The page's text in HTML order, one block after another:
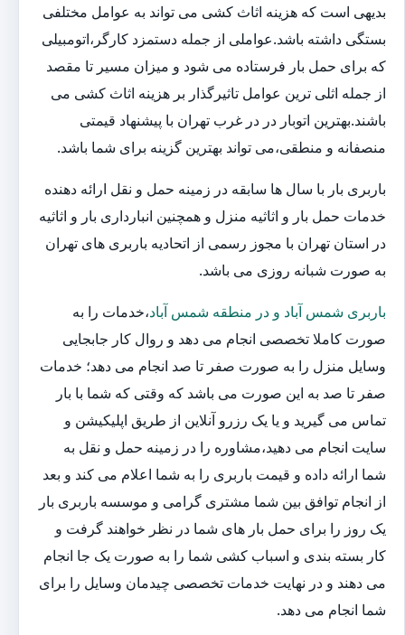
بدیهی است که هزینه اثاث کشی می تواند به عوامل مختلفی
بستگی داشته باشد.عواملی از جمله دستمزد کارگر،اتومبیلی
که برای حمل بار فرستاده می شود و میزان مسیر تا مقصد
از جمله اثلی ترین عوامل تاثیرگذار بر هزینه اثاث کشی می
باشند.بهترین اتوبار در در غرب تهران با پیشنهاد قیمتی
منصفانه و منطقی،می تواند بهترین گزینه برای شما باشد.
باربری بار با سال ها سابقه در زمینه حمل و نقل ارائه دهنده
خدمات حمل بار و اثاثیه منزل و همچنین انبارداری بار و اثاثیه
در استان تهران با مجوز رسمی از اتحادیه باربری های تهران
به صورت شبانه روزی می باشد.
باربری شمس آباد و در منطقه شمس آباد،خدمات را به
صورت کاملا تخصصی انجام می دهد و روال کار جابجایی
وسایل منزل را به صورت صفر تا صد انجام می دهد؛ خدمات
صفر تا صد به این صورت می باشد که وقتی که شما با بار
تماس می گیرید و یا یک رزرو آنلاین از طریق اپلیکیشن و
سایت انجام می دهید،مشاوره را در زمینه حمل و نقل به
شما ارائه داده و قیمت باربری را به شما اعلام می کند و بعد
از انجام توافق بین شما مشتری گرامی و موسسه باربری بار
یک روز را برای حمل بار های شما در نظر خواهند گرفت و
کار بسته بندی و اسباب کشی شما را به صورت یک جا انجام
می دهند و در نهایت خدمات تخصصی چیدمان وسایل را برای
شما انجام می دهد.